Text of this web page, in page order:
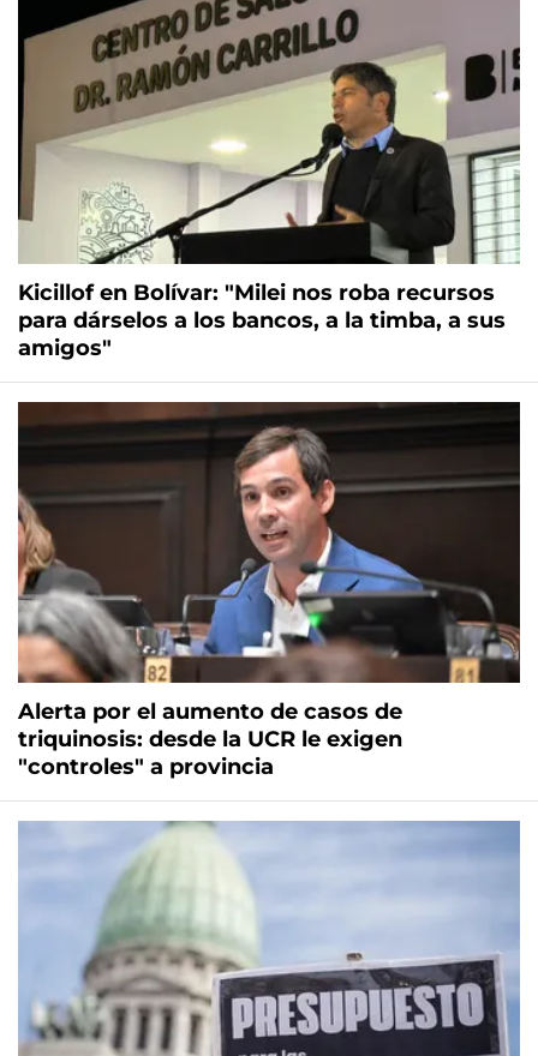
Kicillof en Bolívar: "Milei nos roba recursos
para dárselos a los bancos, a la timba, a sus
amigos"
Alerta por el aumento de casos de
triquinosis: desde la UCR le exigen
"controles" a provincia